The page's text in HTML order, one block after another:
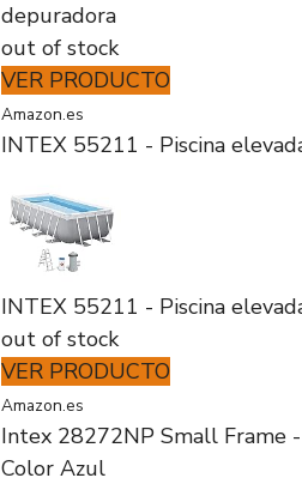
depuradora
out of stock
VER PRODUCTO
Amazon.es
INTEX 55211 - Piscina
INTEX 55211 - Piscina
out of stock
VER PRODUCTO
Amazon.es
Intex 28272NP Small Frame
Color Azul